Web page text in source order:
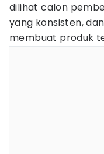
dilihat calon
yang konsisten,
membuat produk